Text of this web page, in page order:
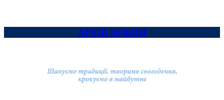
АРХІВ НОВИН